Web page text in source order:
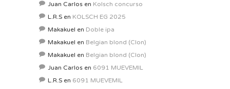
Juan Carlos en Kolsch concurso
L.R.S en KOLSCH EG 2025
Makakuel en Doble ipa
Makakuel en Belgian blond (Clon)
Makakuel en Belgian blond (Clon)
Juan Carlos en 6091 MUEVEMIL
L.R.S en 6091 MUEVEMIL